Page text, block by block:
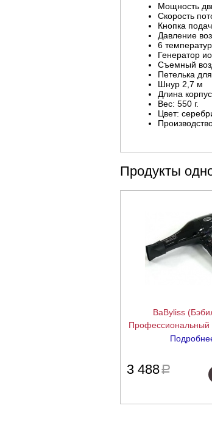
Мощность
Скорость
Кнопка
Давление
6
Генератор
Съемный
Петелька
Шнур 2,7 м
Длина
Вес: 550 г.
Цвет:
Продукты
BaByliss
CL4H
3 488a